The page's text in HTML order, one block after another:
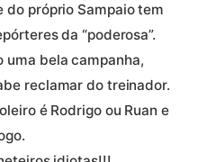
do próprio Sampaio tem
da “poderosa”.
uma bela campanha,
reclamar do treinador.
é Rodrigo ou Ruan e